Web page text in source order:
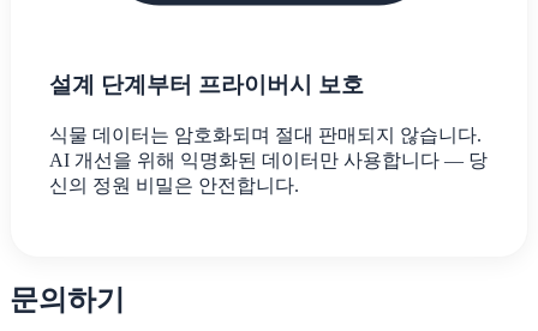
설계 단계부터 프라이버시 보호
식물 데이터는 암호화되며 절대 판매되지 않습니다.
AI 개선을 위해 익명화된 데이터만 사용합니다 — 당
신의 정원 비밀은 안전합니다.
문의하기